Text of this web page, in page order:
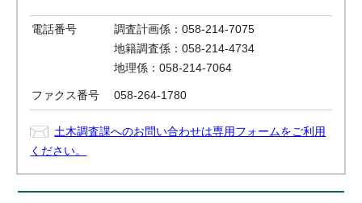
電話番号
調査計画係：058-214-7075
地籍調査係：058-214-4734
地理係：058-214-7064
ファクス番号 058-264-1780
土木調査課へのお問い合わせは専用フォームをご利用
ください。